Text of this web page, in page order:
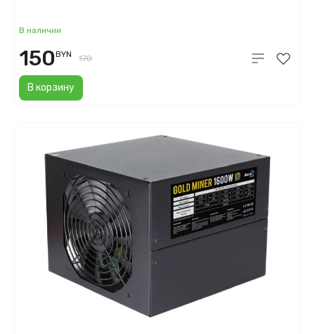
В наличии
В корзину
150BYN 170